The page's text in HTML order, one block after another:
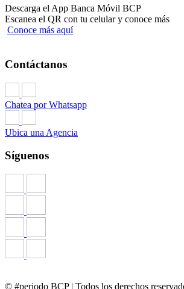
Descarga el App Banca Móvil BCP
Escanea el QR con tu celular y conoce más
Conoce más aquí
Contáctanos
Chatea por Whatsapp
Ubica una Agencia
Síguenos
© #periodo BCP | Todos los derechos